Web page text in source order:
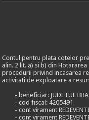
Contul pentru plata cotelor
alin. 2 lit. a) si b) din
procedurii privind incasarea
activitati de exploatare a
- beneficiar: JUDETUL
- cod fiscal: 4205491
- cont virament
- cont virament